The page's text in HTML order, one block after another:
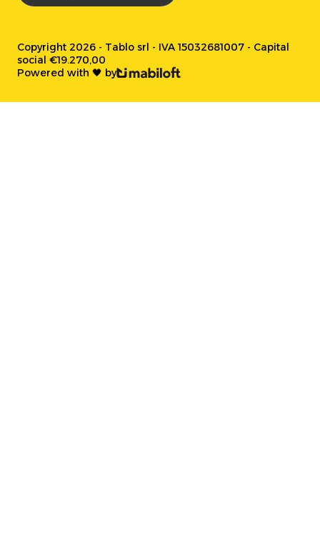
Copyright 2026 - Tablo srl - IVA 15032681007 - Capital
social €19.270,00
Powered with 🖤 by